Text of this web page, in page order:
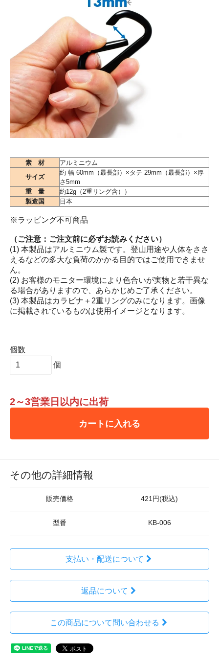
素 材
アルミニウム
サイズ
約 幅 60mm（最長部）×タテ 29mm（最長部）×厚
さ5mm
重 量
約12g（2重リング含））
製造国
日本
※ラッピング不可商品
（ご注意：ご注文前に必ずお読みください）
(1) 本製品はアルミニウム製です。登山用途や人体をささ
えるなどの多大な負荷のかかる目的ではご使用できませ
ん。
(2) お客様のモニター環境により色合いが実物と若干異な
る場合がありますので、あらかじめご了承ください。
(3) 本製品はカラビナ＋2重リングのみになります。画像
に掲載されているものは使用イメージとなります。
個数
個
2～3営業日以内に出荷
カートに入れる
その他の詳細情報
販売価格 421円(税込)
型番 KB-006
支払い・配送について
返品について
この商品について問い合わせる